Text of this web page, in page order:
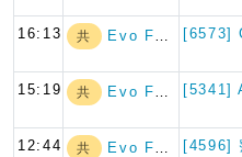
16:13 共 Evo Fund
15:19 共 Evo Fund
12:44 共 Evo Fund